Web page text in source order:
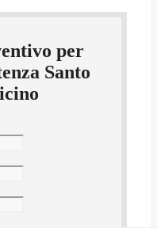
per
Santo